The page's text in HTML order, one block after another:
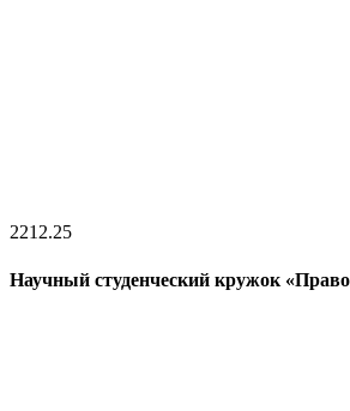
2212.25
Научный студенческий кружок